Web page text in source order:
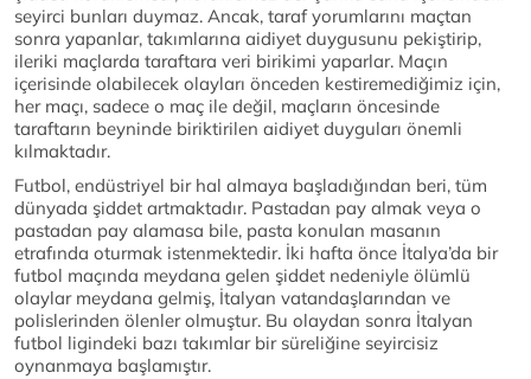
seyirci bunları duymaz. Ancak, taraf yorumlarını maçtan
sonra yapanlar, takımlarına aidiyet duygusunu pekiştirip,
ileriki maçlarda taraftara veri birikimi yaparlar. Maçın
içerisinde olabilecek olayları önceden kestiremediğimiz için,
her maçı, sadece o maç ile değil, maçların öncesinde
taraftarın beyninde biriktirilen aidiyet duyguları önemli
kılmaktadır.
Futbol, endüstriyel bir hal almaya başladığından beri, tüm
dünyada şiddet artmaktadır. Pastadan pay almak veya o
pastadan pay alamasa bile, pasta konulan masanın
etrafında oturmak istenmektedir. İki hafta önce İtalya’da bir
futbol maçında meydana gelen şiddet nedeniyle ölümlü
olaylar meydana gelmiş, İtalyan vatandaşlarından ve
polislerinden ölenler olmuştur. Bu olaydan sonra İtalyan
futbol ligindeki bazı takımlar bir süreliğine seyircisiz
oynanmaya başlamıştır.